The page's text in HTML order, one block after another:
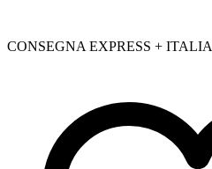
CONSEGNA EXPRESS + ITALIA